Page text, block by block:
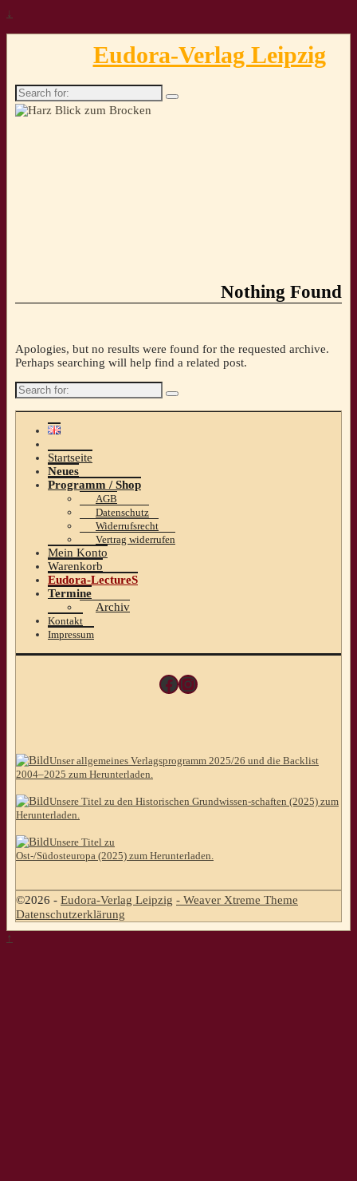
↓
Eudora-Verlag Leipzig
Search
for:
Nothing Found
Apologies, but no results were found for the requested archive.
Perhaps searching will help find a related post.
Search
for:
Startseite
Neues
Programm / Shop
AGB
Datenschutz
Widerrufsrecht
Vertrag widerrufen
Mein Konto
Warenkorb
Eudora-LectureS
Termine
Archiv
Kontakt
Impressum
Facebook
Instagram
Unser allgemeines Verlagsprogramm 2025/26 und die Backlist
2004–2025 zum Herunterladen.
Unsere Titel zu den Historischen Grundwissen-schaften (2025) zum
Herunterladen.
Unsere Titel zu
Ost-/Südosteuropa (2025) zum Herunterladen.
©2026 - Eudora-Verlag Leipzig - Weaver Xtreme Theme
Datenschutzerklärung
↑